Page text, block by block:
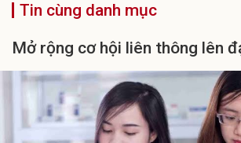
Tin cùng danh mục
Mở rộng cơ hội liên thông lên